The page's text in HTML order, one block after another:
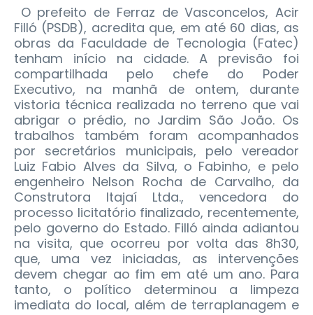
O prefeito de Ferraz de Vasconcelos, Acir
Filló (PSDB), acredita que, em até 60 dias, as
obras da Faculdade de Tecnologia (Fatec)
tenham início na cidade. A previsão foi
compartilhada pelo chefe do Poder
Executivo, na manhã de ontem, durante
vistoria técnica realizada no terreno que vai
abrigar o prédio, no Jardim São João. Os
trabalhos também foram acompanhados
por secretários municipais, pelo vereador
Luiz Fabio Alves da Silva, o Fabinho, e pelo
engenheiro Nelson Rocha de Carvalho, da
Construtora Itajaí Ltda., vencedora do
processo licitatório finalizado, recentemente,
pelo governo do Estado. Filló ainda adiantou
na visita, que ocorreu por volta das 8h30,
que, uma vez iniciadas, as intervenções
devem chegar ao fim em até um ano. Para
tanto, o político determinou a limpeza
imediata do local, além de terraplanagem e